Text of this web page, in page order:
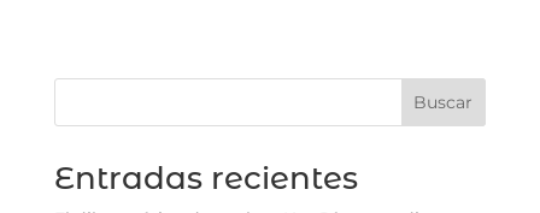
Buscar
Entradas recientes